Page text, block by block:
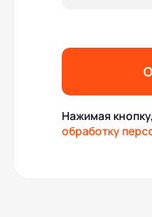
Нажимая
обработку